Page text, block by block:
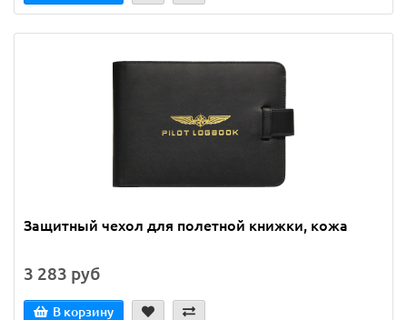
Защитный чехол для полетной книжки, кожа
3 283 руб
В корзину